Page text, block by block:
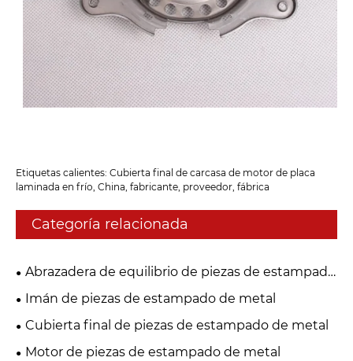
Etiquetas calientes: Cubierta final de carcasa de motor de placa
laminada en frío, China, fabricante, proveedor, fábrica
Categoría relacionada
Abrazadera de equilibrio de piezas de estampado
de metal
Imán de piezas de estampado de metal
Cubierta final de piezas de estampado de metal
Motor de piezas de estampado de metal